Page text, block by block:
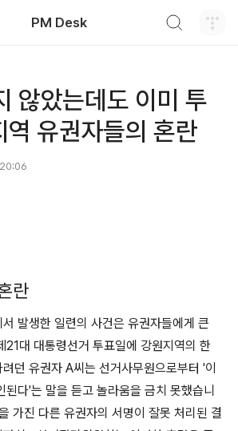
PM Desk
않았는데도 이미 투
역 유권자들의 혼란
란
발생한 일련의 사건은 유권자들에게 큰
21대 대통령선거 투표일에 강원지역의 한
던 유권자 A씨는 선거사무원으로부터 '이
된다'는 말을 듣고 놀라움을 금치 못했습니
가진 다른 유권자의 서명이 잘못 처리된 결